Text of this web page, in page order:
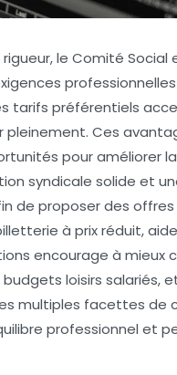
le Comité Social
tarifs préférentiels
Ces
pour améliorer
syndicale solide et
de proposer des offres
à prix réduit,
encourage à mieux
loisirs salariés,
multiples facettes de
professionnel et